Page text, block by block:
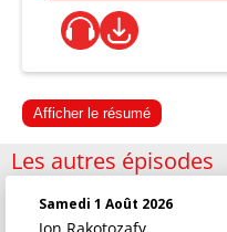
Afficher le résumé
Les autres épisodes
Samedi 1 Août 2026